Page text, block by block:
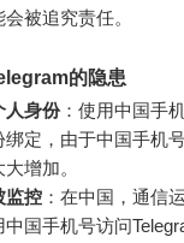
被追究责任。
的隐患
人身份：使用中国手
绑定，由于中国手机
增加。
监控 ：在中国，通信
中国手机号访问